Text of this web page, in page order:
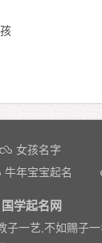
女孩名字
牛年宝宝起名
国学起名网
子一艺,不如赐子